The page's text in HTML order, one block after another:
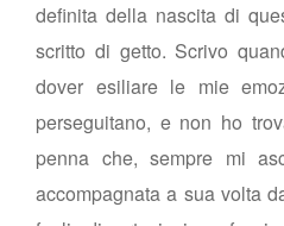
definita della nascita di
scritto di getto. Scrivo
dover esiliare le mie
perseguitano, e non ho
penna che, sempre mi
accompagnata a sua volta